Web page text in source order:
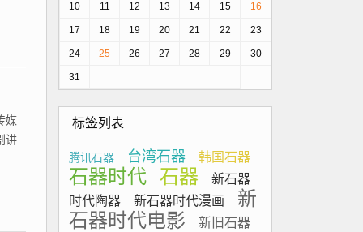
媒
讲
10 11 12 13 14 15 16
17 18 19 20 21 22 23
24 25 26 27 28 29 30
31
标签列表
腾讯石器 台湾石器 韩国石器
石器时代 石器
新石器
时代陶器
新石器时代漫画
新
石器时代电影
新旧石器